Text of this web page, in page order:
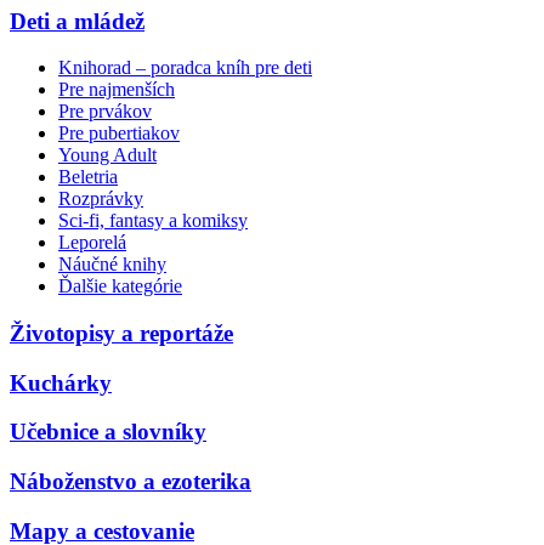
Deti a mládež
Knihorad – poradca kníh pre deti
Pre najmenších
Pre prvákov
Pre pubertiakov
Young Adult
Beletria
Rozprávky
Sci-fi, fantasy a komiksy
Leporelá
Náučné knihy
Ďalšie kategórie
Životopisy a reportáže
Kuchárky
Učebnice a slovníky
Náboženstvo a ezoterika
Mapy a cestovanie